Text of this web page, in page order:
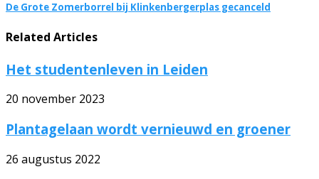
De Grote Zomerborrel bij Klinkenbergerplas gecanceld
Related Articles
Het studentenleven in Leiden
20 november 2023
Plantagelaan wordt vernieuwd en groener
26 augustus 2022